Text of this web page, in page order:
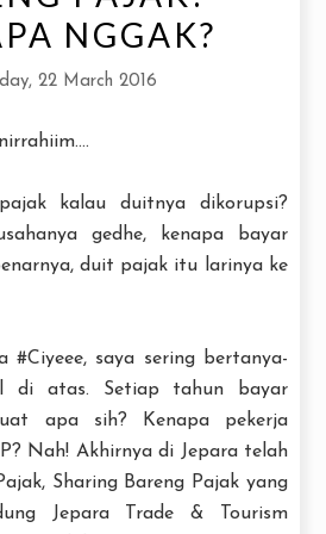
NGGAK?
22 March 2016
kalau duitnya dikorupsi?
gedhe, kenapa bayar
duit pajak itu larinya ke
#Ciyeee, saya sering bertanya-
di atas. Setiap tahun bayar
apa sih? Kenapa pekerja
Nah! Akhirnya di Jepara telah
Sharing Bareng Pajak yang
Jepara Trade & Tourism